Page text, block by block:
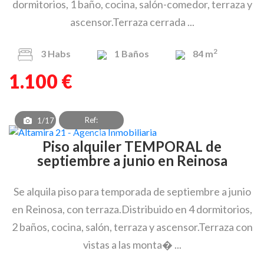
dormitorios, 1 baño, cocina, salón-comedor, terraza y
ascensor.Terraza cerrada ...
3 Habs 1 Baños 84 m2
1.100 €
1/17
Ref:
PAF_OEA_8302
Piso alquiler TEMPORAL de
septiembre a junio en Reinosa
Se alquila piso para temporada de septiembre a junio
en Reinosa, con terraza.Distribuido en 4 dormitorios,
2 baños, cocina, salón, terraza y ascensor.Terraza con
vistas a las monta� ...